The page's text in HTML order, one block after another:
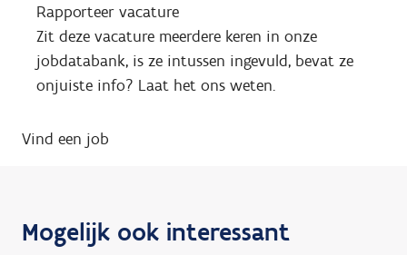
Rapporteer vacature
Zit deze vacature meerdere keren in onze
jobdatabank, is ze intussen ingevuld, bevat ze
onjuiste info? Laat het ons weten.
Vind een job
Mogelijk ook interessant